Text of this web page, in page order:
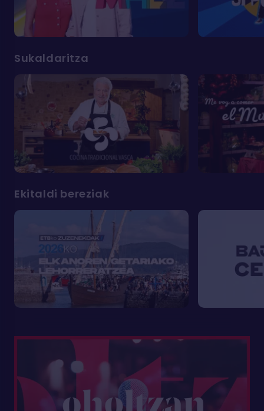
Sukaldaritza
Ekitaldi bereziak